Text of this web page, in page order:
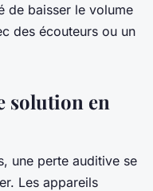
de baisser le volume
des écouteurs ou un
solution en
une perte auditive se
Les appareils